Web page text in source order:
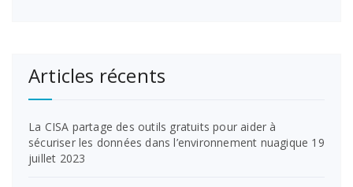
Articles récents
La CISA partage des outils gratuits pour aider à
sécuriser les données dans l’environnement nuagique 19
juillet 2023